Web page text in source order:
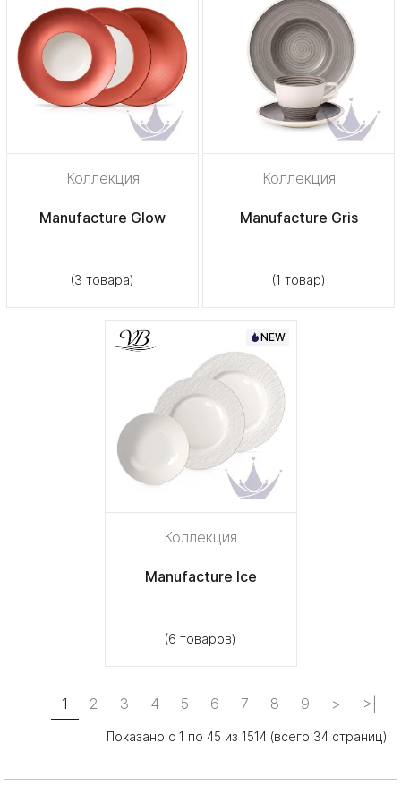
Коллекция
Manufacture Glow
(3 товара)
Коллекция
Manufacture Gris
(1 товар)
NEW
Коллекция
Manufacture Ice
(6 товаров)
1 2 3 4 5 6 7 8 9 > >|
Показано с 1 по 45 из 1514 (всего 34 страниц)